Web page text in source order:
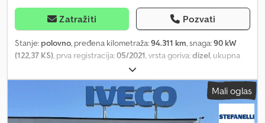
Zatražiti Pozvati
Stanje: polovno, pređena kilometraža:94.311 km, snaga:90 kW
(122,37 KS) , prva registracija:05/2021 , vrsta goriva:dizel , ukupna
, tip prenosa:
ukupna masa: 3100 kg. Vozilo je dostupno u našem sedištu u
Pradamanu (UD). Za informacije i fotografije: Giulio Desenibus
Telefon - 0432.409212 Mobilni Whatsapp - 366.6069108 Davide
Tonino Telefon - 0432.409209 Mobilni Whatsapp - 338.6218473.
Mali oglas